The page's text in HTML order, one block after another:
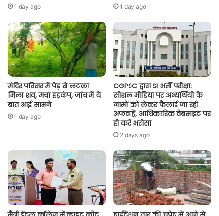
1 day ago 1 day ago
मंदिर परिसर में पेड़ से लटका
मिला शव, मचा हड़कंप, जांच में ये
बात आई सामने
1 day ago
CGPSC द्वारा SI भर्ती परीक्षा:
सोशल मीडिया पर अभ्यर्थियों के
नामों को लेकर फैलाई जा रही
अफवाहें, आधिकारिक वेबसाइट पर
ही करें भरोसा
2 days ago